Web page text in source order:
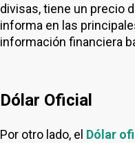
divisas, tiene un precio
informa en las
información financiera
Dólar Oficial
Por otro lado, el Dólar